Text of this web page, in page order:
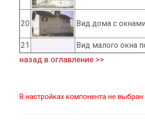
20 Вид дома с
21 Вид малого окна
назад в оглавление >>
В настройках компонента не